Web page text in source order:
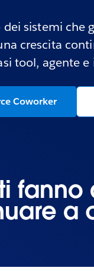
sistemi che
crescita
tool, agente
Coworker
fanno
a